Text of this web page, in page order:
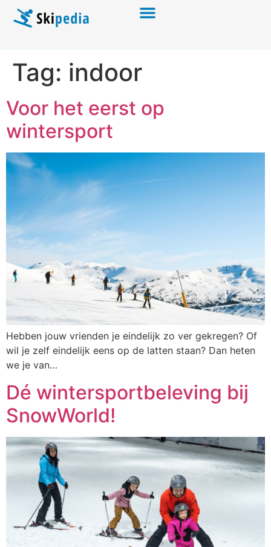
Tag: indoor
Voor het eerst op
wintersport
Hebben jouw vrienden je eindelijk zo ver gekregen? Of
wil je zelf eindelijk eens op de latten staan? Dan heten
we je van…
Dé wintersportbeleving bij
SnowWorld!